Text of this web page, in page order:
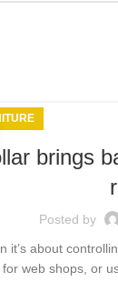
brings
Posted by
it’s about
for web shops, or